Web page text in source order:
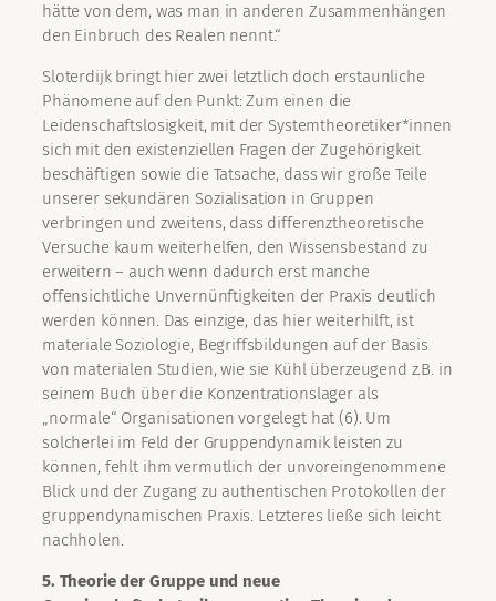
hätte von dem, was man in anderen Zusammenhängen
den Einbruch des Realen nennt.“
Sloterdijk bringt hier zwei letztlich doch erstaunliche
Phänomene auf den Punkt: Zum einen die
Leidenschaftslosigkeit, mit der Systemtheoretiker*innen
sich mit den existenziellen Fragen der Zugehörigkeit
beschäftigen sowie die Tatsache, dass wir große Teile
unserer sekundären Sozialisation in Gruppen
verbringen und zweitens, dass differenztheoretische
Versuche kaum weiterhelfen, den Wissensbestand zu
erweitern – auch wenn dadurch erst manche
offensichtliche Unvernünftigkeiten der Praxis deutlich
werden können. Das einzige, das hier weiterhilft, ist
materiale Soziologie, Begriffsbildungen auf der Basis
von materialen Studien, wie sie Kühl überzeugend z.B. in
seinem Buch über die Konzentrationslager als
„normale“ Organisationen vorgelegt hat (6). Um
solcherlei im Feld der Gruppendynamik leisten zu
können, fehlt ihm vermutlich der unvoreingenommene
Blick und der Zugang zu authentischen Protokollen der
gruppendynamischen Praxis. Letzteres ließe sich leicht
nachholen.
5. Theorie der Gruppe und neue